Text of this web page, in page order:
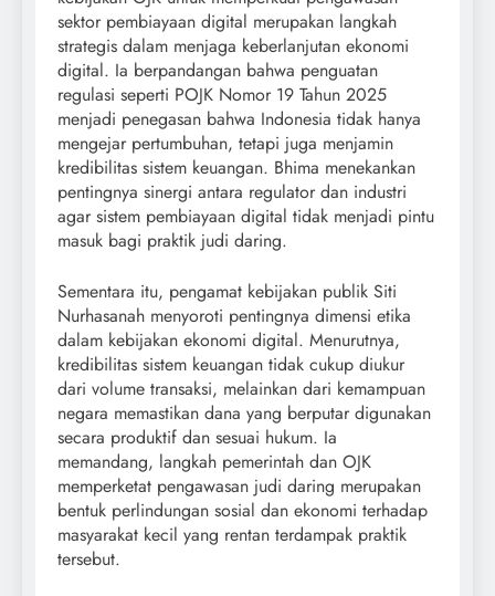
sektor pembiayaan digital merupakan langkah
strategis dalam menjaga keberlanjutan ekonomi
digital. Ia berpandangan bahwa penguatan
regulasi seperti POJK Nomor 19 Tahun 2025
menjadi penegasan bahwa Indonesia tidak hanya
mengejar pertumbuhan, tetapi juga menjamin
kredibilitas sistem keuangan. Bhima menekankan
pentingnya sinergi antara regulator dan industri
agar sistem pembiayaan digital tidak menjadi pintu
masuk bagi praktik judi daring.
Sementara itu, pengamat kebijakan publik Siti
Nurhasanah menyoroti pentingnya dimensi etika
dalam kebijakan ekonomi digital. Menurutnya,
kredibilitas sistem keuangan tidak cukup diukur
dari volume transaksi, melainkan dari kemampuan
negara memastikan dana yang berputar digunakan
secara produktif dan sesuai hukum. Ia
memandang, langkah pemerintah dan OJK
memperketat pengawasan judi daring merupakan
bentuk perlindungan sosial dan ekonomi terhadap
masyarakat kecil yang rentan terdampak praktik
tersebut.